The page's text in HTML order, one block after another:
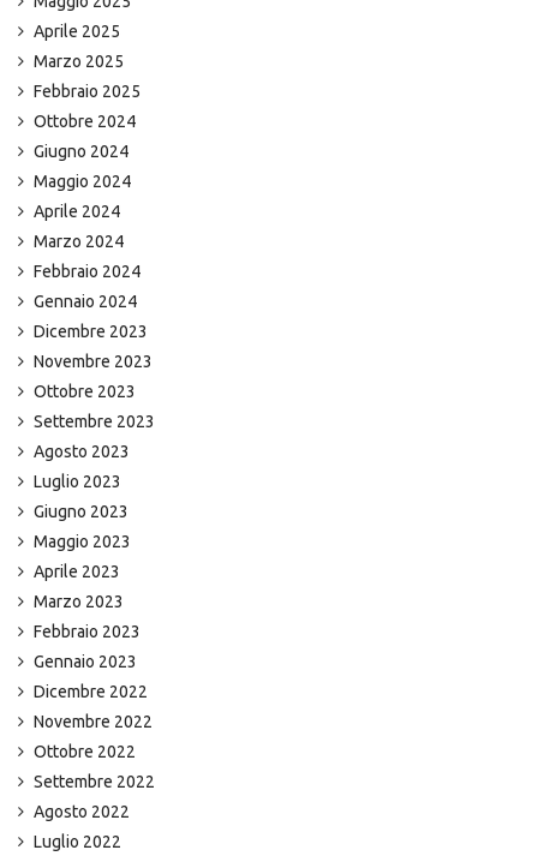
Aprile 2025
Marzo 2025
Febbraio 2025
Ottobre 2024
Giugno 2024
Maggio 2024
Aprile 2024
Marzo 2024
Febbraio 2024
Gennaio 2024
Dicembre 2023
Novembre 2023
Ottobre 2023
Settembre 2023
Agosto 2023
Luglio 2023
Giugno 2023
Maggio 2023
Aprile 2023
Marzo 2023
Febbraio 2023
Gennaio 2023
Dicembre 2022
Novembre 2022
Ottobre 2022
Settembre 2022
Agosto 2022
Luglio 2022